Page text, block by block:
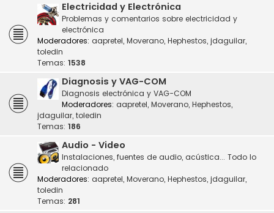
Electricidad y Electrónica
Problemas y comentarios sobre electricidad y
electrónica
Moderadores: aapretel, Moverano, Hephestos, jdaguilar,
toledin
Temas: 1538
Diagnosis y VAG-COM
Diagnosis electrónica y VAG-COM
Moderadores: aapretel, Moverano, Hephestos,
jdaguilar, toledin
Temas: 186
Audio - Video
Instalaciones, fuentes de audio, acústica... Todo lo
relacionado
Moderadores: aapretel, Moverano, Hephestos, jdaguilar,
toledin
Temas: 281